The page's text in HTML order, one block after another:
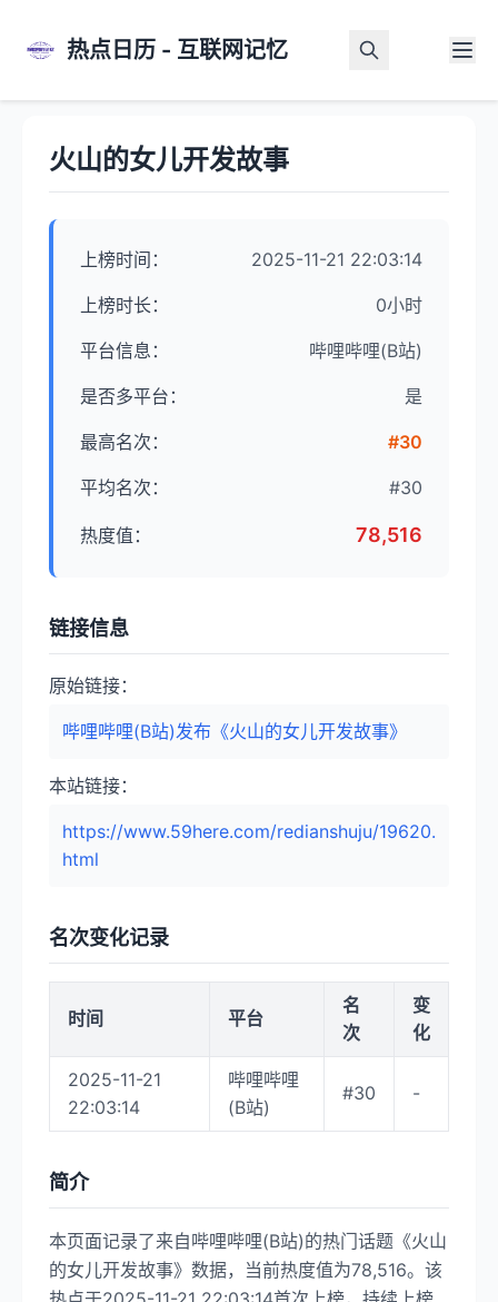
热点日历 - 互联网记忆
火山的女儿开发故事
上榜时间： 2025-11-21 22:03:14
上榜时长： 0小时
平台信息： 哔哩哔哩(B站)
是否多平台： 是
最高名次： #30
平均名次： #30
热度值： 78,516
链接信息
原始链接：
哔哩哔哩(B站)发布《火山的女儿开发故事》
本站链接：
https://www.59here.com/redianshuju/19620.
html
名次变化记录
时间 平台
名
次
变
化
2025-11-21
22:03:14
哔哩哔哩
(B站)
#30 -
简介
本页面记录了来自哔哩哔哩(B站)的热门话题《火山
的女儿开发故事》数据，当前热度值为78,516。该